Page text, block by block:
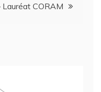
Lauréat CORAM